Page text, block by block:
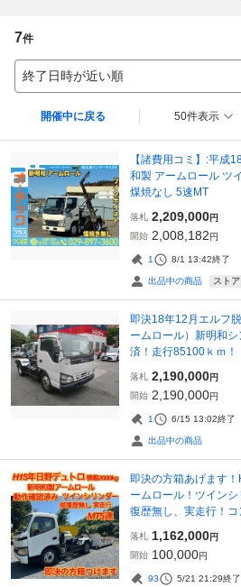
7件
終了日時が近い順
開催中に戻る 50件表示
【諸費用コミ】:平成
和製 アームロール ツ
煤焼なし 5速MT
落札 2,209,000円
開始 2,008,182円
1 8/1 13:42終了
出品中の商品 ストア
即決18年12月エルフ
ームロール）新明和
済！走行85100ｋｍ！
落札 2,190,000円
開始 2,190,000円
1 6/15 13:02終了
出品中の商品
即決の方箱あげます
ームロール！ツイン
復歴無し、実走行！
落札 1,162,000円
開始 100,000円
93 5/21 21:29終了